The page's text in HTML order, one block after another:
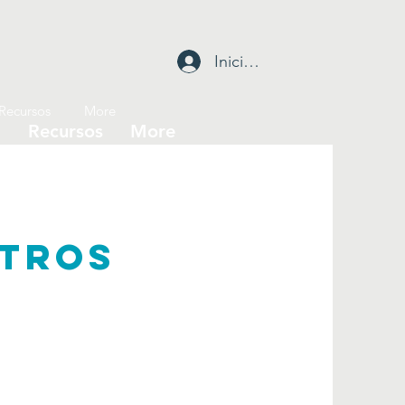
Iniciar sesión